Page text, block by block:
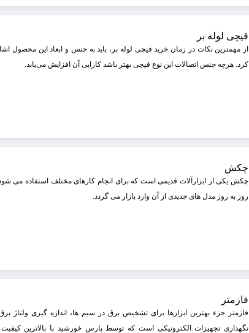
قیچی لوله‌ بر
از مهمترین نکات در زمان خرید قیچی لوله بر، باید به جنس و ابعاد این محصول
کرد. هرچه جنس اتصالات این نوع قیچی بهتر باشد کارایی آن افزایش می‌یابد.
چکش
چکش یکی از ابزارآلات قدیمی است که برای انجام کارهای مختلف استفاده می
روز به روز مدل های جدیدی از آن وارد بازار می گردد.
فازمتر
فازمتر جزء بهترین ابزارها برای تشخیص برق در سیم ها، اندازه گیری ولتاژ
نگهداری تجهیزات الکترونیکی است که توسط پارس خورشید با بالاترین کیفیت